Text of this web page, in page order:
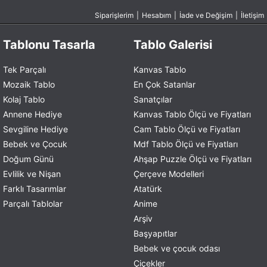
Siparişlerim Hesabım İade ve Değişim İletişim
Tablonu Tasarla
Tek Parçalı
Mozaik Tablo
Kolaj Tablo
Annene Hediye
Sevgiline Hediye
Bebek ve Çocuk
Doğum Günü
Evlilik ve Nişan
Farklı Tasarımlar
Parçalı Tablolar
Tablo Galerisi
Kanvas Tablo
En Çok Satanlar
Sanatçılar
Kanvas Tablo Ölçü ve Fiyatları
Cam Tablo Ölçü ve Fiyatları
Mdf Tablo Ölçü ve Fiyatları
Ahşap Puzzle Ölçü ve Fiyatları
Çerçeve Modelleri
Atatürk
Anime
Arşiv
Başyapıtlar
Bebek ve çocuk odası
Çiçekler